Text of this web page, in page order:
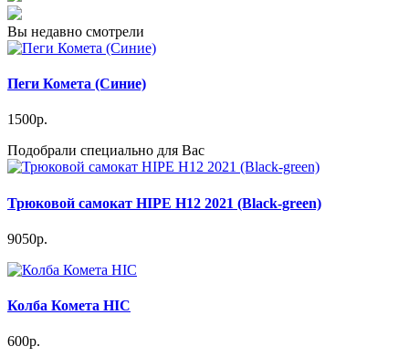
Вы недавно смотрели
Пеги Комета (Синие)
1500р.
Подобрали специально для Вас
Трюковой самокат HIPE H12 2021 (Black-green)
9050р.
Колба Комета HIC
600р.